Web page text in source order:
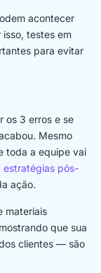
acontecer
testes em
para evitar
os 3 erros e se
Mesmo
toda a equipe vai
estratégias pós-
ação.
materiais
que sua
clientes — são